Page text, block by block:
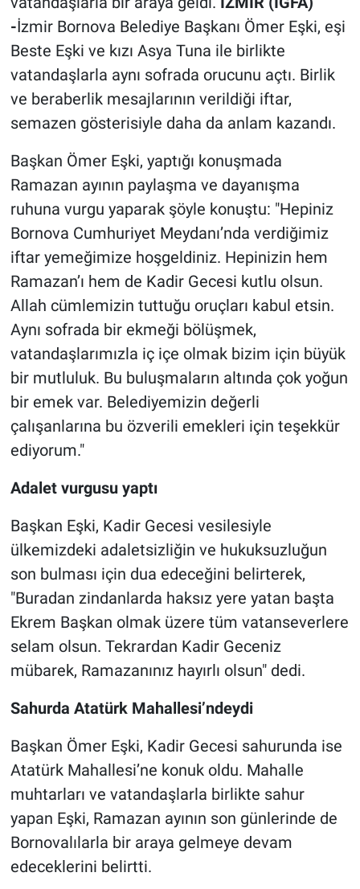
-İzmir Bornova Belediye Başkanı Ömer Eşki, eşi
Beste Eşki ve kızı Asya Tuna ile birlikte
vatandaşlarla aynı sofrada orucunu açtı. Birlik
ve beraberlik mesajlarının verildiği iftar,
semazen gösterisiyle daha da anlam kazandı.
Başkan Ömer Eşki, yaptığı konuşmada
Ramazan ayının paylaşma ve dayanışma
ruhuna vurgu yaparak şöyle konuştu: "Hepiniz
Bornova Cumhuriyet Meydanı’nda verdiğimiz
iftar yemeğimize hoşgeldiniz. Hepinizin hem
Ramazan’ı hem de Kadir Gecesi kutlu olsun.
Allah cümlemizin tuttuğu oruçları kabul etsin.
Aynı sofrada bir ekmeği bölüşmek,
vatandaşlarımızla iç içe olmak bizim için büyük
bir mutluluk. Bu buluşmaların altında çok yoğun
bir emek var. Belediyemizin değerli
çalışanlarına bu özverili emekleri için teşekkür
ediyorum."
Adalet vurgusu yaptı
Başkan Eşki, Kadir Gecesi vesilesiyle
ülkemizdeki adaletsizliğin ve hukuksuzluğun
son bulması için dua edeceğini belirterek,
"Buradan zindanlarda haksız yere yatan başta
Ekrem Başkan olmak üzere tüm vatanseverlere
selam olsun. Tekrardan Kadir Geceniz
mübarek, Ramazanınız hayırlı olsun" dedi.
Sahurda Atatürk Mahallesi’ndeydi
Başkan Ömer Eşki, Kadir Gecesi sahurunda ise
Atatürk Mahallesi’ne konuk oldu. Mahalle
muhtarları ve vatandaşlarla birlikte sahur
yapan Eşki, Ramazan ayının son günlerinde de
Bornovalılarla bir araya gelmeye devam
edeceklerini belirtti.